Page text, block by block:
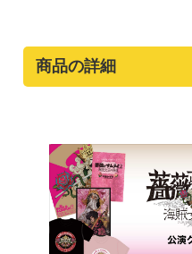
商品の詳細